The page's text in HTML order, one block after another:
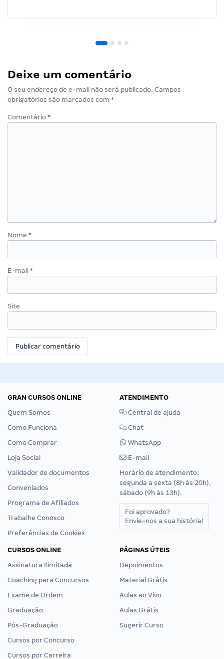
Deixe um comentário
O seu endereço de e-mail não será publicado. Campos
obrigatórios são marcados com *
Comentário *
Nome *
E-mail *
Site
GRAN CURSOS ONLINE
Quem Somos
Como Funciona
Como Comprar
Loja Social
Validador de documentos
Conveniados
Programa de Afiliados
Trabalhe Conosco
Preferências de Cookies
ATENDIMENTO
Central de ajuda
Chat
WhatsApp
E-mail
Horário de atendimento:
segunda a sexta (8h às 20h),
sábado (9h às 13h).
Foi aprovado?
Envie-nos a sua história!
CURSOS ONLINE
Assinatura Ilimitada
Coaching para Concursos
Exame de Ordem
Graduação
Pós-Graduação
Cursos por Concurso
Cursos por Carreira
PÁGINAS ÚTEIS
Depoimentos
Material Grátis
Aulas ao Vivo
Aulas Grátis
Sugerir Curso